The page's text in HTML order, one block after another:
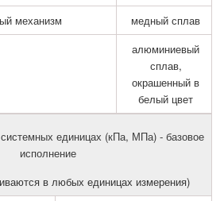
механизм
медный сплав
алюминиевый
сплав,
окрашенный в
белый цвет
единицах (кПа, МПа) - базовое
исполнение
в любых единицах измерения)